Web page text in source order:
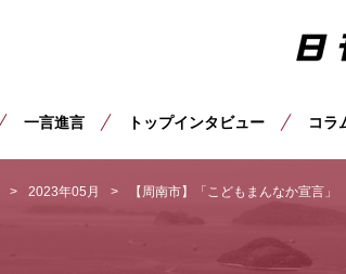
一言進言 トップインタビュー コラ
2023年05月 【周南市】「こどもまんなか宣言